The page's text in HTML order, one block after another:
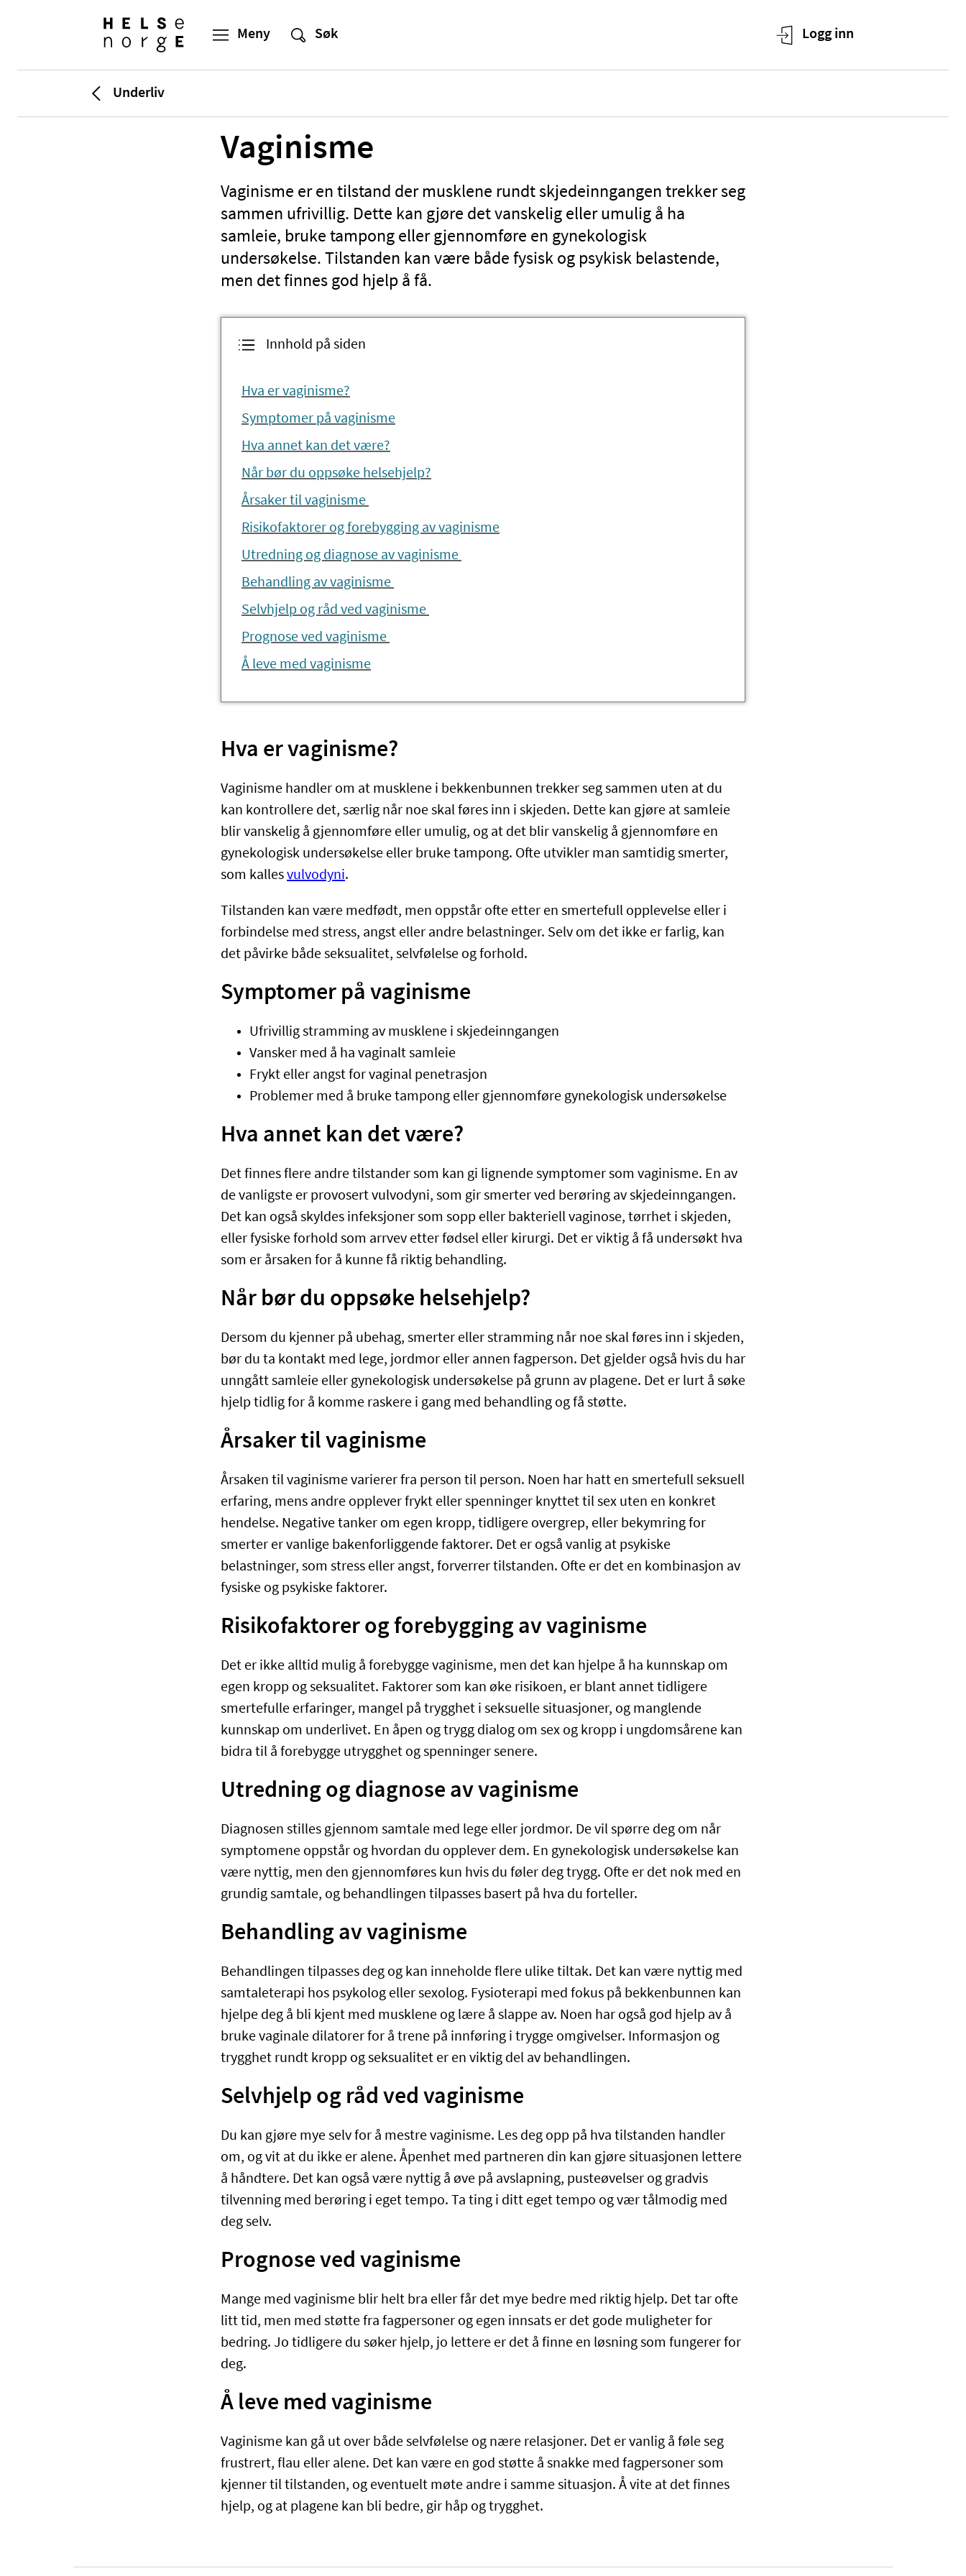
Underliv
Vaginisme
Vaginisme er en tilstand der musklene rundt skjedeinngangen trekker seg
sammen ufrivillig. Dette kan gjøre det vanskelig eller umulig å ha
samleie, bruke tampong eller gjennomføre en gynekologisk
undersøkelse. Tilstanden kan være både fysisk og psykisk belastende,
men det finnes god hjelp å få.
Innhold på siden
Hva er vaginisme?
Symptomer på vaginisme
Hva annet kan det være?
Når bør du oppsøke helsehjelp?
Årsaker til vaginisme
Risikofaktorer og forebygging av vaginisme
Utredning og diagnose av vaginisme
Behandling av vaginisme
Selvhjelp og råd ved vaginisme
Prognose ved vaginisme
Å leve med vaginisme
Hva er vaginisme?
Vaginisme handler om at musklene i bekkenbunnen trekker seg sammen uten at du
kan kontrollere det, særlig når noe skal føres inn i skjeden. Dette kan gjøre at samleie
blir vanskelig å gjennomføre eller umulig, og at det blir vanskelig å gjennomføre en
gynekologisk undersøkelse eller bruke tampong. Ofte utvikler man samtidig smerter,
som kalles vulvodyni.
Tilstanden kan være medfødt, men oppstår ofte etter en smertefull opplevelse eller i
forbindelse med stress, angst eller andre belastninger. Selv om det ikke er farlig, kan
det påvirke både seksualitet, selvfølelse og forhold.
Symptomer på vaginisme
Ufrivillig stramming av musklene i skjedeinngangen
Vansker med å ha vaginalt samleie
Frykt eller angst for vaginal penetrasjon
Problemer med å bruke tampong eller gjennomføre gynekologisk undersøkelse
Hva annet kan det være?
Det finnes flere andre tilstander som kan gi lignende symptomer som vaginisme. En av
de vanligste er provosert vulvodyni, som gir smerter ved berøring av skjedeinngangen.
Det kan også skyldes infeksjoner som sopp eller bakteriell vaginose, tørrhet i skjeden,
eller fysiske forhold som arrvev etter fødsel eller kirurgi. Det er viktig å få undersøkt hva
som er årsaken for å kunne få riktig behandling.
Når bør du oppsøke helsehjelp?
Dersom du kjenner på ubehag, smerter eller stramming når noe skal føres inn i skjeden,
bør du ta kontakt med lege, jordmor eller annen fagperson. Det gjelder også hvis du har
unngått samleie eller gynekologisk undersøkelse på grunn av plagene. Det er lurt å søke
hjelp tidlig for å komme raskere i gang med behandling og få støtte.
Årsaker til vaginisme
Årsaken til vaginisme varierer fra person til person. Noen har hatt en smertefull seksuell
erfaring, mens andre opplever frykt eller spenninger knyttet til sex uten en konkret
hendelse. Negative tanker om egen kropp, tidligere overgrep, eller bekymring for
smerter er vanlige bakenforliggende faktorer. Det er også vanlig at psykiske
belastninger, som stress eller angst, forverrer tilstanden. Ofte er det en kombinasjon av
fysiske og psykiske faktorer.
Risikofaktorer og forebygging av vaginisme
Det er ikke alltid mulig å forebygge vaginisme, men det kan hjelpe å ha kunnskap om
egen kropp og seksualitet. Faktorer som kan øke risikoen, er blant annet tidligere
smertefulle erfaringer, mangel på trygghet i seksuelle situasjoner, og manglende
kunnskap om underlivet. En åpen og trygg dialog om sex og kropp i ungdomsårene kan
bidra til å forebygge utrygghet og spenninger senere.
Utredning og diagnose av vaginisme
Diagnosen stilles gjennom samtale med lege eller jordmor. De vil spørre deg om når
symptomene oppstår og hvordan du opplever dem. En gynekologisk undersøkelse kan
være nyttig, men den gjennomføres kun hvis du føler deg trygg. Ofte er det nok med en
grundig samtale, og behandlingen tilpasses basert på hva du forteller.
Behandling av vaginisme
Behandlingen tilpasses deg og kan inneholde flere ulike tiltak. Det kan være nyttig med
samtaleterapi hos psykolog eller sexolog. Fysioterapi med fokus på bekkenbunnen kan
hjelpe deg å bli kjent med musklene og lære å slappe av. Noen har også god hjelp av å
bruke vaginale dilatorer for å trene på innføring i trygge omgivelser. Informasjon og
trygghet rundt kropp og seksualitet er en viktig del av behandlingen.
Selvhjelp og råd ved vaginisme
Du kan gjøre mye selv for å mestre vaginisme. Les deg opp på hva tilstanden handler
om, og vit at du ikke er alene. Åpenhet med partneren din kan gjøre situasjonen lettere
å håndtere. Det kan også være nyttig å øve på avslapning, pusteøvelser og gradvis
tilvenning med berøring i eget tempo. Ta ting i ditt eget tempo og vær tålmodig med
deg selv.
Prognose ved vaginisme
Mange med vaginisme blir helt bra eller får det mye bedre med riktig hjelp. Det tar ofte
litt tid, men med støtte fra fagpersoner og egen innsats er det gode muligheter for
bedring. Jo tidligere du søker hjelp, jo lettere er det å finne en løsning som fungerer for
deg.
Å leve med vaginisme
Vaginisme kan gå ut over både selvfølelse og nære relasjoner. Det er vanlig å føle seg
frustrert, flau eller alene. Det kan være en god støtte å snakke med fagpersoner som
kjenner til tilstanden, og eventuelt møte andre i samme situasjon. Å vite at det finnes
hjelp, og at plagene kan bli bedre, gir håp og trygghet.